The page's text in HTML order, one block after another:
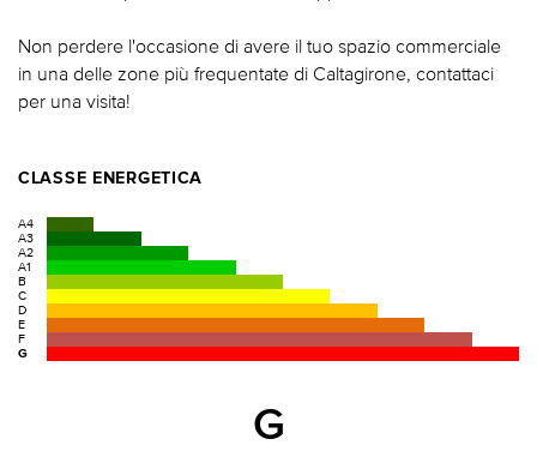
Non perdere l'occasione di avere il tuo spazio commerciale
in una delle zone più frequentate di Caltagirone, contattaci
per una visita!
CLASSE ENERGETICA
A4
A3
A2
A1
B
C
D
E
F
G
G